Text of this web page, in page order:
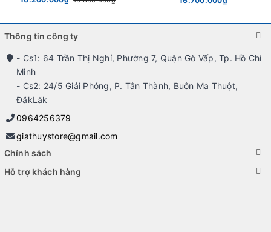
Thông tin công ty
- Cs1: 64 Trần Thị Nghỉ, Phường 7, Quận Gò Vấp, Tp. Hồ Chí
Minh
- Cs2: 24/5 Giải Phóng, P. Tân Thành, Buôn Ma Thuột,
ĐăkLăk
0964256379
giathuystore@gmail.com
Chính sách
Hỗ trợ khách hàng